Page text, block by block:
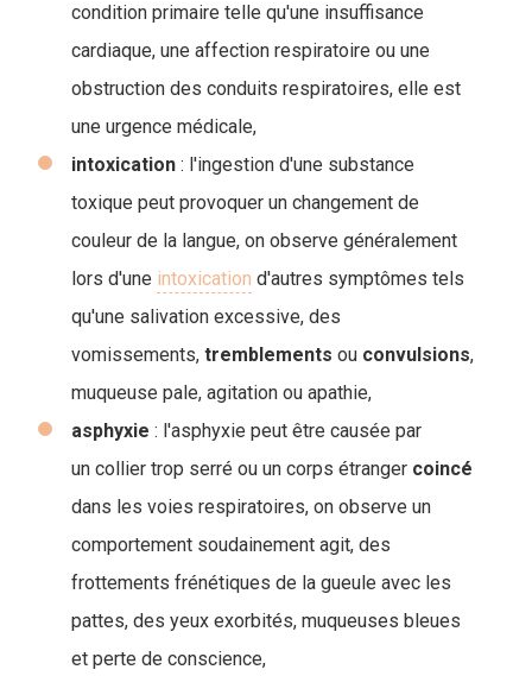
condition primaire telle qu'une insuffisance
cardiaque, une affection respiratoire ou une
obstruction des conduits respiratoires, elle est
une urgence médicale,
intoxication : l'ingestion d'une substance
toxique peut provoquer un changement de
couleur de la langue, on observe généralement
lors d'une intoxication d'autres symptômes tels
qu'une salivation excessive, des
vomissements, tremblements ou convulsions,
muqueuse pale, agitation ou apathie,
asphyxie : l'asphyxie peut être causée par
un collier trop serré ou un corps étranger coincé
dans les voies respiratoires, on observe un
comportement soudainement agit, des
frottements frénétiques de la gueule avec les
pattes, des yeux exorbités, muqueuses bleues
et perte de conscience,